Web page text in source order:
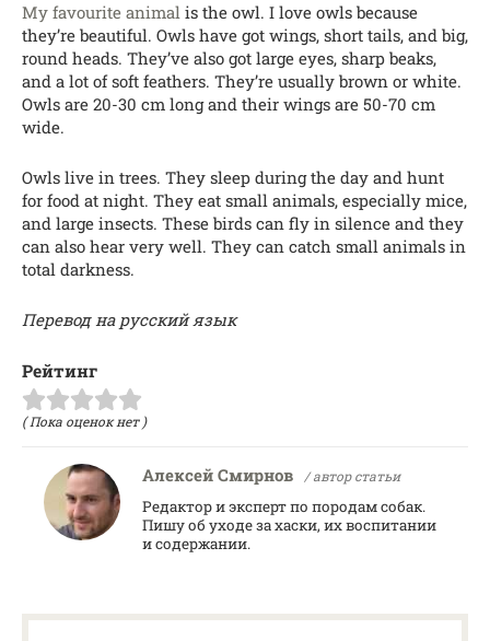
My favourite animal is the owl. I love owls because
they’re beautiful. Owls have got wings, short tails, and big,
round heads. They’ve also got large eyes, sharp beaks,
and a lot of soft feathers. They’re usually brown or white.
Owls are 20-30 cm long and their wings are 50-70 cm
wide.
Owls live in trees. They sleep during the day and hunt
for food at night. They eat small animals, especially mice,
and large insects. These birds can fly in silence and they
can also hear very well. They can catch small animals in
total darkness.
Перевод на русский язык
Рейтинг
( Пока оценок нет )
Алексей Смирнов / автор статьи
Редактор и эксперт по породам собак.
Пишу об уходе за хаски, их воспитании
и содержании.